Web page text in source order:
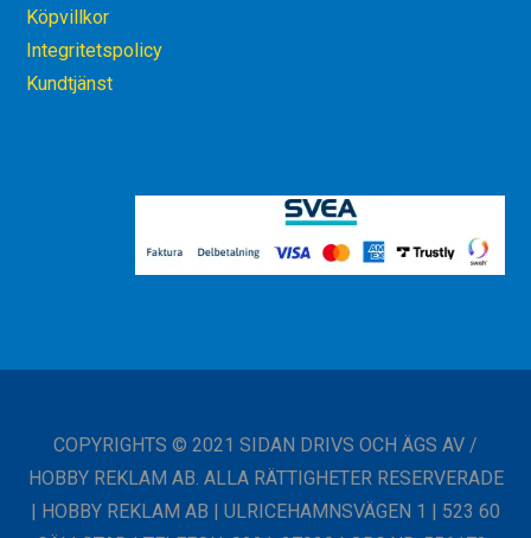
Köpvillkor
Integritetspolicy
Kundtjänst
COPYRIGHTS © 2021 SIDAN DRIVS OCH ÄGS AV /
HOBBY REKLAM AB. ALLA RÄTTIGHETER RESERVERADE
| HOBBY REKLAM AB | ULRICEHAMNSVÄGEN 1 | 523 60